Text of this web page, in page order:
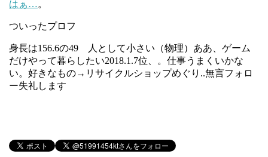
はぁ…。
ついったプロフ
身長は156.6の49 人として小さい（物理）ああ、ゲーム
だけやって暮らしたい2018.1.7位、。仕事うまくいかな
い。好きなもの→リサイクルショップめぐり..無言フォロ
ー失礼します